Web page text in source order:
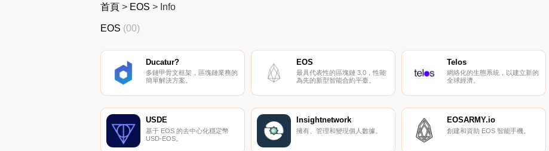
首頁 > EOS > Info
EOS (00)
Ducatur?
多鏈甲骨文框架，區塊鏈業務的
簡單解決方案。
EOS
最具代表性的區塊鏈 3.0，性能
為先的新型智能合約平臺。
Telos
網絡化的生態系統，以建立新的
全球經濟。
USDE
基于 EOS 的去中心化穩定幣
USD-EOS。
Insightnetwork
擁有、管理和變現個人數據。
EOSARMY.io
創建和資助 EOS 智能手機。